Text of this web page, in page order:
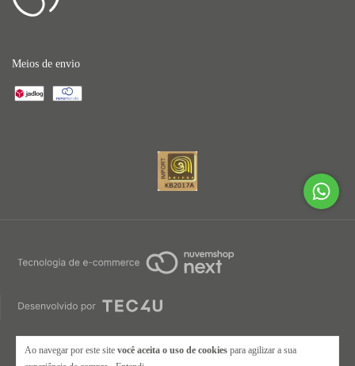
Ao navegar por este site você aceita o uso de cookies para agilizar a sua
Meios de envio